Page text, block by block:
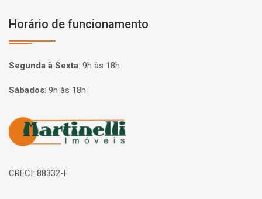
Horário de funcionamento
Segunda à Sexta: 9h às 18h
Sábados: 9h às 18h
Página inicial
CRECI: 88332-F